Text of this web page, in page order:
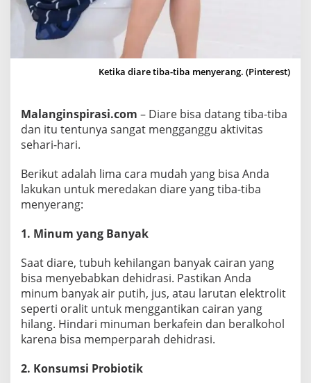
e
e
d
a
n
i
a
n
g
T
i
b
a
Ketika diare tiba-tiba menyerang. (Pinterest)
Malanginspirasi.com – Diare bisa datang tiba-tiba
dan itu tentunya sangat mengganggu aktivitas
sehari-hari.
Berikut adalah lima cara mudah yang bisa Anda
lakukan untuk meredakan diare yang tiba-tiba
menyerang:
1. Minum yang Banyak
Saat diare, tubuh kehilangan banyak cairan yang
bisa menyebabkan dehidrasi. Pastikan Anda
minum banyak air putih, jus, atau larutan elektrolit
seperti oralit untuk menggantikan cairan yang
hilang. Hindari minuman berkafein dan beralkohol
karena bisa memperparah dehidrasi.
2. Konsumsi Probiotik